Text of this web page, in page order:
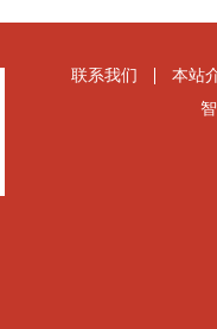
联系我们 本站